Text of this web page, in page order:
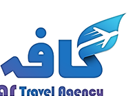
محتوا